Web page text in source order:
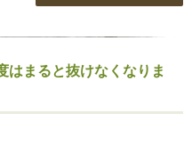
ような感覚もありサイトを楽
はまると抜けなくなりま